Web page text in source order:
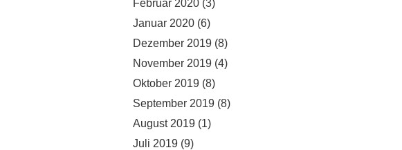
Februar 2020 (3)
Januar 2020 (6)
Dezember 2019 (8)
November 2019 (4)
Oktober 2019 (8)
September 2019 (8)
August 2019 (1)
Juli 2019 (9)